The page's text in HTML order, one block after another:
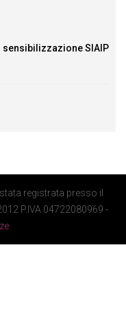
sensibilizzazione SIAIP
registrata presso il
P.IVA 04722080969 -